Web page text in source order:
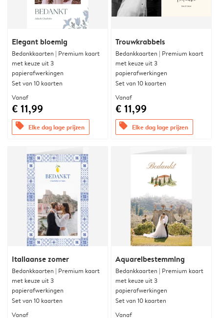
Elegant bloemig
Bedankkaarten | Premium kaart
met keuze uit 3
papierafwerkingen
Set van 10 kaarten
Vanaf
€ 11,99
offers Elke dag lage prijzen
Trouwkrabbels
Bedankkaarten | Premium kaart
met keuze uit 3
papierafwerkingen
Set van 10 kaarten
Vanaf
€ 11,99
offers Elke dag lage prijzen
Italiaanse zomer
Bedankkaarten | Premium kaart
met keuze uit 3
papierafwerkingen
Set van 10 kaarten
Vanaf
Aquarelbestemming
Bedankkaarten | Premium kaart
met keuze uit 3
papierafwerkingen
Set van 10 kaarten
Vanaf